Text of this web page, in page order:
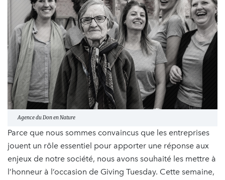
Agence du Don en Nature
Parce que nous sommes convaincus que les entreprises
jouent un rôle essentiel pour apporter une réponse aux
enjeux de notre société, nous avons souhaité les mettre à
l’honneur à l’occasion de Giving Tuesday. Cette semaine,